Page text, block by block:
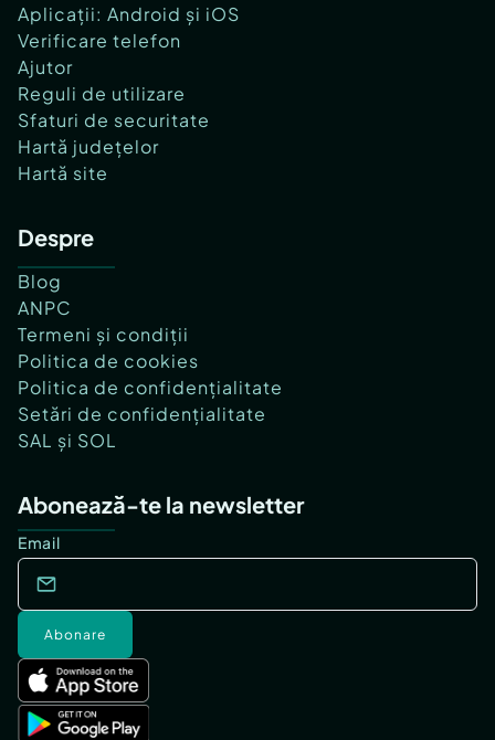
Aplicații: Android și iOS
Verificare telefon
Ajutor
Reguli de utilizare
Sfaturi de securitate
Hartă județelor
Hartă site
Despre
Blog
ANPC
Termeni și condiții
Politica de cookies
Politica de confidențialitate
Setări de confidențialitate
SAL și SOL
Abonează-te la newsletter
Email
Abonare